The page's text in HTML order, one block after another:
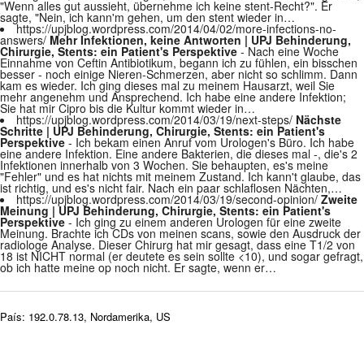
"Wenn alles gut aussieht, übernehme ich keine stent-Recht?". Er
sagte, "Nein, ich kann'm gehen, um den stent wieder in…
https://upjblog.wordpress.com/2014/04/02/more-infections-no-
answers/ Mehr Infektionen, keine Antworten | UPJ Behinderung,
Chirurgie, Stents: ein Patient's Perspektive - Nach eine Woche
Einnahme von Ceftin Antibiotikum, begann ich zu fühlen, ein bisschen
besser - noch einige Nieren-Schmerzen, aber nicht so schlimm. Dann
kam es wieder. Ich ging dieses mal zu meinem Hausarzt, weil Sie
mehr angenehm und Ansprechend. Ich habe eine andere Infektion;
Sie hat mir Cipro bis die Kultur kommt wieder in…
https://upjblog.wordpress.com/2014/03/19/next-steps/ Nächste
Schritte | UPJ Behinderung, Chirurgie, Stents: ein Patient's
Perspektive - Ich bekam einen Anruf vom Urologen's Büro. Ich habe
eine andere Infektion. Eine andere Bakterien, die dieses mal -, die's 2
Infektionen innerhalb von 3 Wochen. Sie behaupten, es's meine
"Fehler" und es hat nichts mit meinem Zustand. Ich kann't glaube, das
ist richtig, und es's nicht fair. Nach ein paar schlaflosen Nächten,…
https://upjblog.wordpress.com/2014/03/19/second-opinion/ Zweite
Meinung | UPJ Behinderung, Chirurgie, Stents: ein Patient's
Perspektive - Ich ging zu einem anderen Urologen für eine zweite
Meinung. Brachte ich CDs von meinen scans, sowie den Ausdruck der
radiologe Analyse. Dieser Chirurg hat mir gesagt, dass eine T1/2 von
18 ist NICHT normal (er deutete es sein sollte <10), und sogar gefragt,
ob ich hatte meine op noch nicht. Er sagte, wenn er…
País: 192.0.78.13, Nordamerika, US